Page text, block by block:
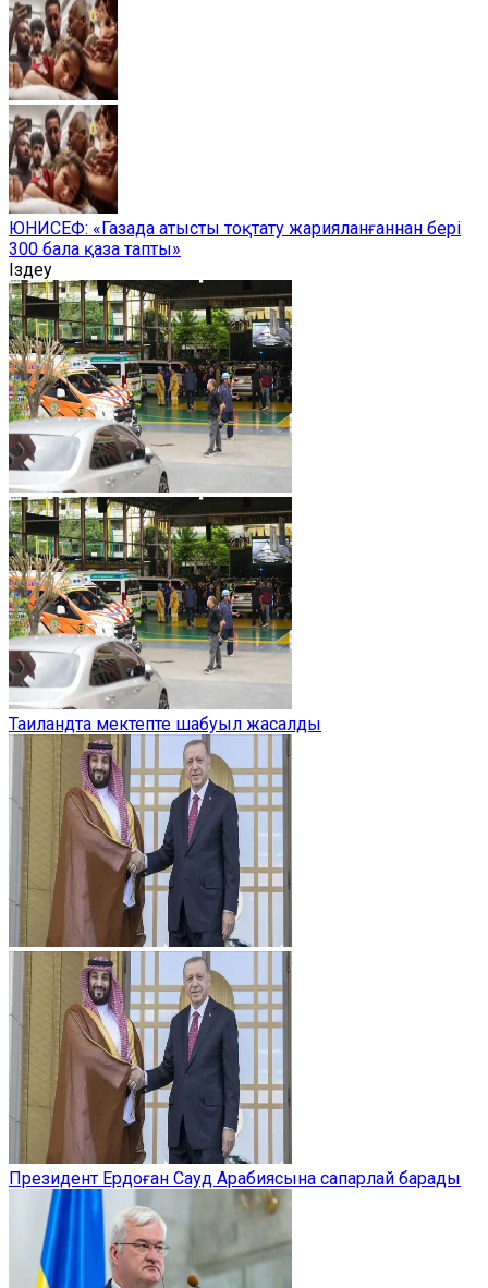
ЮНИСЕФ: «Газада атысты тоқтату жарияланғаннан бері
300 бала қаза тапты»
Іздеу
Таиландта мектепте шабуыл жасалды
Президент Ердоған Сауд Арабиясына сапарлай барады